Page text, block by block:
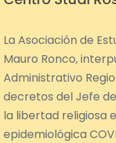
La Asociación de
Mauro Ronco,
Administrativo
decretos del Jefe
la libertad religiosa
epidemiológica